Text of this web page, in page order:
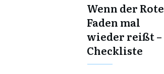
Wenn der Rote
Faden mal
wieder reißt –
Checkliste